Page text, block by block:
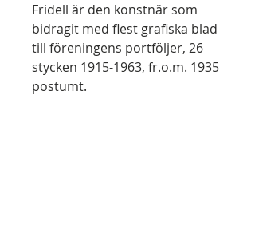
Fridell är den konstnär som
bidragit med flest grafiska blad
till föreningens portföljer, 26
stycken 1915-1963, fr.o.m. 1935
postumt.